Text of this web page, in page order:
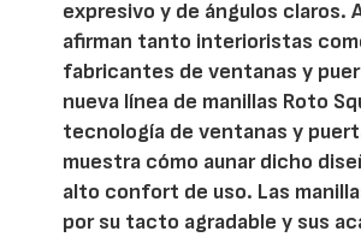
expresivo y de ángulos claros.
afirman tanto interioristas
fabricantes de ventanas y
nueva línea de manillas Roto
tecnología de ventanas y
muestra cómo aunar dicho
alto confort de uso. Las
por su tacto agradable y sus